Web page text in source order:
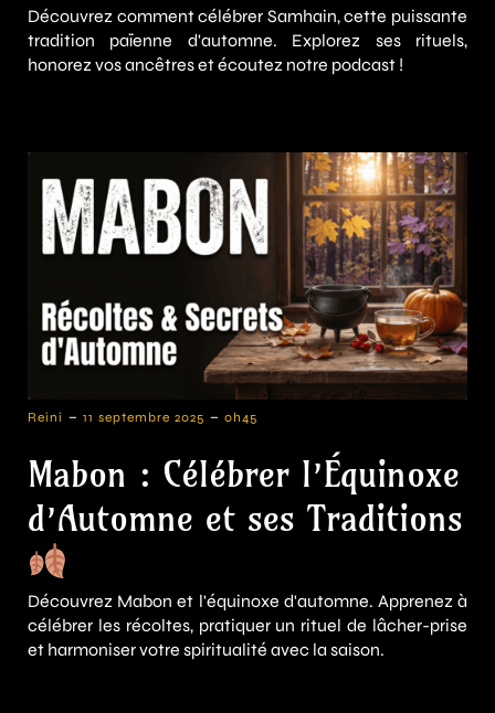
Découvrez comment célébrer Samhain, cette puissante
tradition païenne d'automne. Explorez ses rituels,
honorez vos ancêtres et écoutez notre podcast !
Reini - 11 septembre 2025 - 0h45
Mabon : Célébrer l’Équinoxe
d’Automne et ses Traditions
Découvrez Mabon et l'équinoxe d'automne. Apprenez à
célébrer les récoltes, pratiquer un rituel de lâcher-prise
et harmoniser votre spiritualité avec la saison.